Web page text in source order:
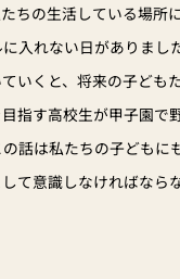
ちの生活している場所
入れない日がありまし
いくと、将来の子ども
指す高校生が甲子園で
話は私たちの子どもに
て意識しなければなら